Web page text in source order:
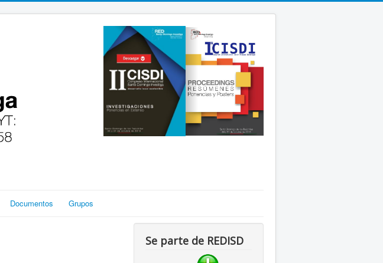
Documentos Grupos
Se parte de REDISD